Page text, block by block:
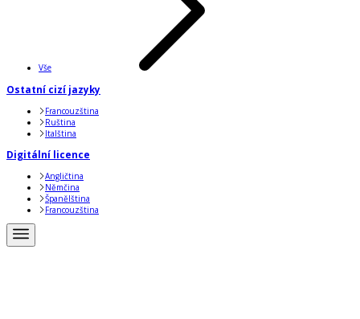
Vše
Ostatní cizí jazyky
Francouzština
Ruština
Italština
Digitální licence
Angličtina
Němčina
Španělština
Francouzština